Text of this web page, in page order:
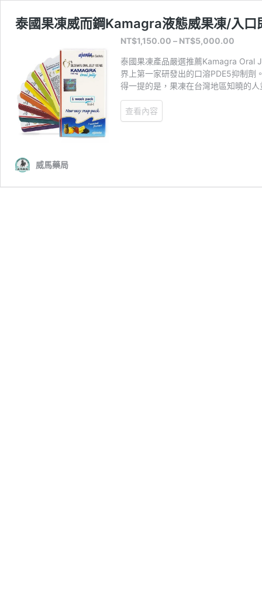
泰國果凍威而鋼Kamagra液態威果凍/入口
NT$1,150.00 – NT$5,000.00
泰國果凍產品嚴選推薦Kamagra Oral
界上第一家研發出的口溶PDE5抑制劑
得一提的是，果凍在台灣地區知曉的
查看內容
威馬藥局